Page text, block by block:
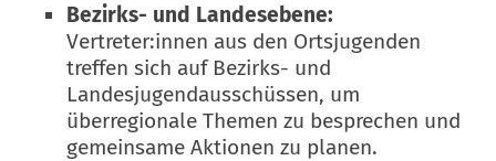
Bezirks- und Landesebene:
Vertreter:innen aus den Ortsjugenden
treffen sich auf Bezirks- und
Landesjugendausschüssen, um
überregionale Themen zu besprechen und
gemeinsame Aktionen zu planen.